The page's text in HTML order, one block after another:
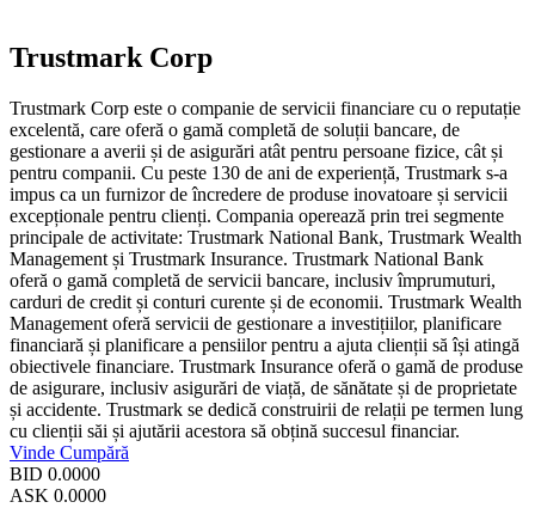
Trustmark Corp
Trustmark Corp este o companie de servicii financiare cu o reputație
excelentă, care oferă o gamă completă de soluții bancare, de
gestionare a averii și de asigurări atât pentru persoane fizice, cât și
pentru companii. Cu peste 130 de ani de experiență, Trustmark s-a
impus ca un furnizor de încredere de produse inovatoare și servicii
excepționale pentru clienți. Compania operează prin trei segmente
principale de activitate: Trustmark National Bank, Trustmark Wealth
Management și Trustmark Insurance. Trustmark National Bank
oferă o gamă completă de servicii bancare, inclusiv împrumuturi,
carduri de credit și conturi curente și de economii. Trustmark Wealth
Management oferă servicii de gestionare a investițiilor, planificare
financiară și planificare a pensiilor pentru a ajuta clienții să își atingă
obiectivele financiare. Trustmark Insurance oferă o gamă de produse
de asigurare, inclusiv asigurări de viață, de sănătate și de proprietate
și accidente. Trustmark se dedică construirii de relații pe termen lung
cu clienții săi și ajutării acestora să obțină succesul financiar.
Vinde Cumpără
BID 0.0000
ASK 0.0000